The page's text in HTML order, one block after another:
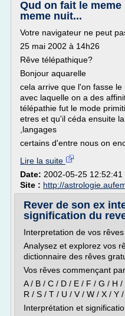
Qud on fait le
meme nuit...
Votre navigateur ne peut
25 mai 2002 à 14h26
Rêve télépathique?
Bonjour aquarelle
cela arrive que l'on fasse
avec laquelle on a des
télépathie fut le mode
etres et qu'il céda ensuite
,langages
certains d'entre nous on
Lire la suite
Date: 2002-05-25 12:52:41
Site : http://
Rever de son ex
signification du
Interpretation de vos rêves
Analysez et explorez vos
dictionnaire des rêves
Vos rêves commençant
A / B / C / D / E / F / G / H
R / S / T / U / V / W / X / Y
Interprétation et